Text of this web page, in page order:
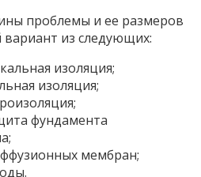
проблемы и ее размеров
из следующих:
изоляция;
изоляция;
фундамента
мембран;